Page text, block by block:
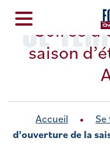
SE
Soirée
saison
Accueil
d’ouverture de la